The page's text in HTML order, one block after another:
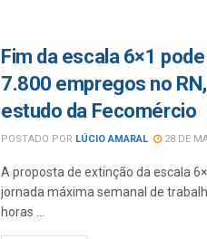
Fim da escala 6×1
7.800 empregos no
estudo da Fecomércio
POSTADO POR LÚCIO AMARAL 28 DE
A proposta de extinção da escala
jornada máxima semanal de
horas ...